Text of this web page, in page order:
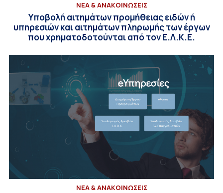
ΝΕΑ & ΑΝΑΚΟΙΝΩΣΕΙΣ
Υποβολή αιτημάτων προμήθειας ειδών ή
υπηρεσιών και αιτημάτων πληρωμής των έργων
που χρηματοδοτούνται από τον Ε.Λ.Κ.Ε.
ΝΕΑ & ΑΝΑΚΟΙΝΩΣΕΙΣ